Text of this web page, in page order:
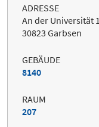
ADRESSE
An der Universität 1
30823 Garbsen
GEBÄUDE
8140
RAUM
207